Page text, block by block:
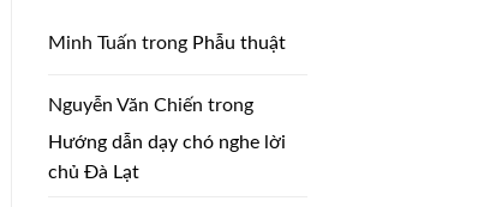
Minh Tuấn trong Phẫu thuật
Nguyễn Văn Chiến trong
Hướng dẫn dạy chó nghe lời
chủ Đà Lạt